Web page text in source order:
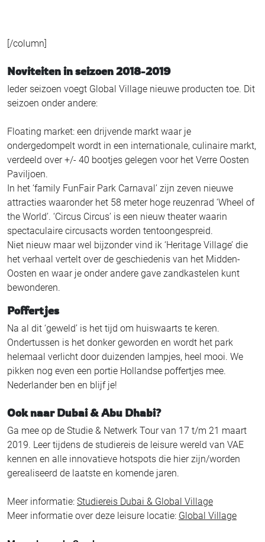
[/column]
Noviteiten in seizoen 2018-2019
Ieder seizoen voegt Global Village nieuwe producten toe. Dit
seizoen onder andere:
Floating market: een drijvende markt waar je
ondergedompelt wordt in een internationale, culinaire markt,
verdeeld over +/- 40 bootjes gelegen voor het Verre Oosten
Paviljoen.
In het ‘family FunFair Park Carnaval’ zijn zeven nieuwe
attracties waaronder het 58 meter hoge reuzenrad ‘Wheel of
the World’. ‘Circus Circus’ is een nieuw theater waarin
spectaculaire circusacts worden tentoongespreid.
Niet nieuw maar wel bijzonder vind ik ‘Heritage Village’ die
het verhaal vertelt over de geschiedenis van het Midden-
Oosten en waar je onder andere gave zandkastelen kunt
bewonderen.
Poffertjes
Na al dit ‘geweld’ is het tijd om huiswaarts te keren.
Ondertussen is het donker geworden en wordt het park
helemaal verlicht door duizenden lampjes, heel mooi. We
pikken nog even een portie Hollandse poffertjes mee.
Nederlander ben en blijf je!
Ook naar Dubai & Abu Dhabi?
Ga mee op de Studie & Netwerk Tour van 17 t/m 21 maart
2019. Leer tijdens de studiereis de leisure wereld van VAE
kennen en alle innovatieve hotspots die hier zijn/worden
gerealiseerd de laatste en komende jaren.
Meer informatie: Studiereis Dubai & Global Village
Meer informatie over deze leisure locatie: Global Village